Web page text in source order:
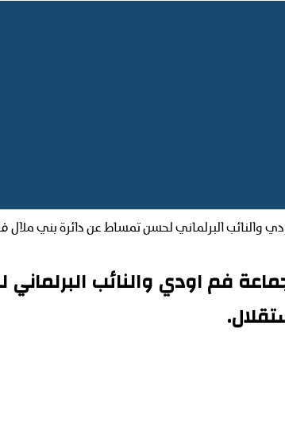
البرلماني لحسن تمساط عن دائرة بني ملال في
فم اودي والنائب